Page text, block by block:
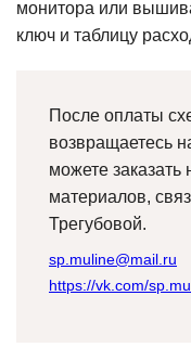
монитора или
ключ и таблицу
После оплаты
возвращаетесь
можете
материалов,
Трегубовой.
sp.muline@mail.ru
https://vk.com/